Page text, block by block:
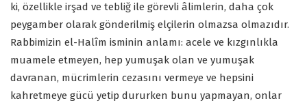
ki, özellikle irşad ve tebliğ ile görevli âlimlerin, daha çok
peygamber olarak gönderilmiş elçilerin olmazsa olmazıdır.
Rabbimizin el-Halîm isminin anlamı: acele ve kızgınlıkla
muamele etmeyen, hep yumuşak olan ve yumuşak
davranan, mücrimlerin cezasını vermeye ve hepsini
kahretmeye gücü yetip dururken bunu yapmayan, onlar